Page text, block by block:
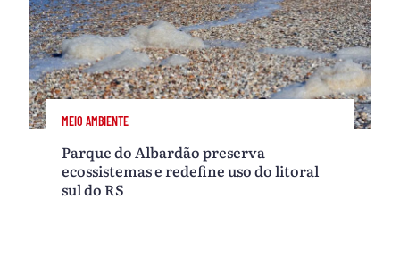
MEIO AMBIENTE
Parque do Albardão preserva
ecossistemas e redefine uso do litoral
sul do RS